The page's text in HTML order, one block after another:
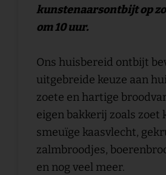
kunstenaarsontbijt op
om 10 uur.
Ons huisbereid ontbijt
uitgebreide keuze aan
zoete en hartige
eigen bakkerij zoals zoet
smeuïge kaasvlecht,
zalmbroodjes,
en nog veel meer.